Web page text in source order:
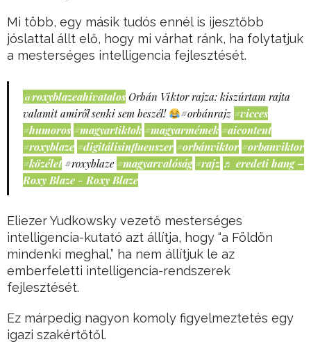
Mi több, egy másik tudós ennél is ijesztőbb
jóslattal állt elő, hogy mi várhat ránk, ha folytatjuk
a mesterséges intelligencia fejlesztését.
@roxyblazeahivatalos Orbán Viktor rajza: kiszúrtam rajta
valamit amiről senki sem beszél!
#orbánrajz #vicces
#humoros #magyartiktok #magyarmémek #aicontent
#roxyblaze #digitálisinfluenszer #orbánviktor #orbanviktor
#közélet #roxyblaze #magyarvalóság #rajz ♬ eredeti hang –
Roxy Blaze - Roxy Blaze
Eliezer Yudkowsky vezető mesterséges
intelligencia-kutató azt állítja, hogy “a Földön
mindenki meghal,” ha nem állítjuk le az
emberfeletti intelligencia-rendszerek
fejlesztését.
Ez márpedig nagyon komoly figyelmeztetés egy
igazi szakértőtől.